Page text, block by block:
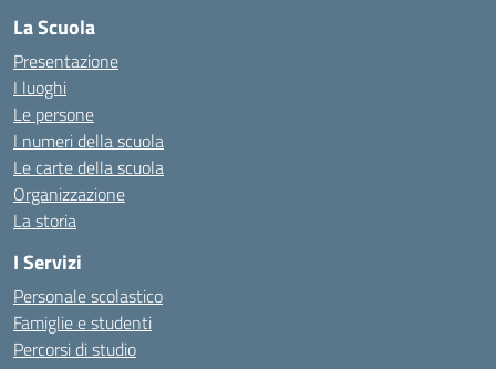
La Scuola
Presentazione
I luoghi
Le persone
I numeri della scuola
Le carte della scuola
Organizzazione
La storia
I Servizi
Personale scolastico
Famiglie e studenti
Percorsi di studio